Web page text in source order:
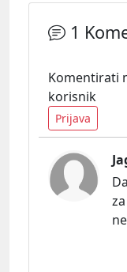
1
Komentirati
korisnik
Prijava